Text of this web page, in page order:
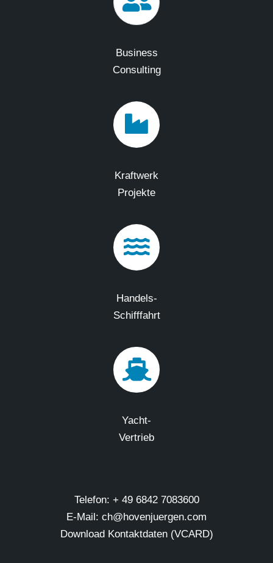
Business
Consulting
Kraftwerk
Projekte
Handels-
Schifffahrt
Yacht-
Vertrieb
Telefon: + 49 6842 7083600
E-Mail: ch@hovenjuergen.com
Download Kontaktdaten (VCARD)